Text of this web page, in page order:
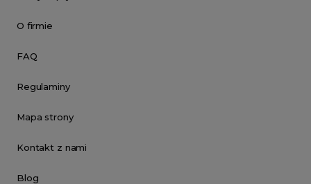
O firmie
FAQ
Regulaminy
Mapa strony
Kontakt z nami
Blog